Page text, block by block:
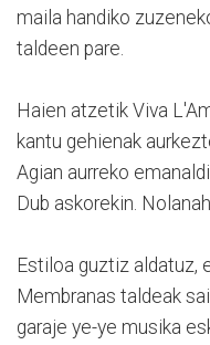
maila handiko
taldeen pare.
Haien atzetik Viva
kantu gehienak
Agian aurreko
Dub askorekin.
Estiloa guztiz aldatuz,
Membranas taldeak
garaje ye-ye musika